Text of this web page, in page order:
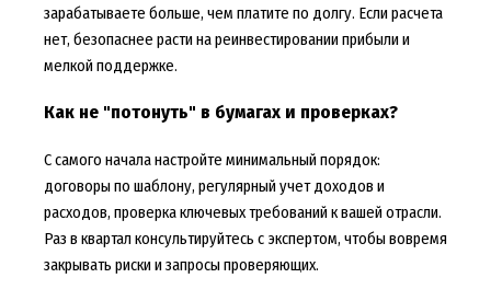
зарабатываете больше, чем платите по долгу. Если расчета
нет, безопаснее расти на реинвестировании прибыли и
мелкой поддержке.
Как не "потонуть" в бумагах и проверках?
С самого начала настройте минимальный порядок:
договоры по шаблону, регулярный учет доходов и
расходов, проверка ключевых требований к вашей отрасли.
Раз в квартал консультируйтесь с экспертом, чтобы вовремя
закрывать риски и запросы проверяющих.